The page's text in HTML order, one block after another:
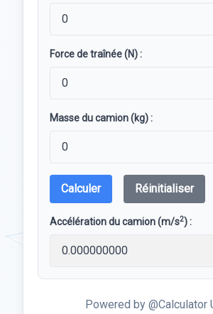
Force de traînée (N) :
Masse du camion (kg) :
Calculer Réinitialiser
Accélération du camion (m/s2) :
Powered by @Calculator